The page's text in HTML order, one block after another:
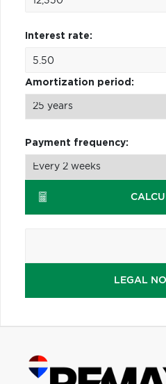
Interest rate:
Amortization period:
Payment frequency:
LEGAL